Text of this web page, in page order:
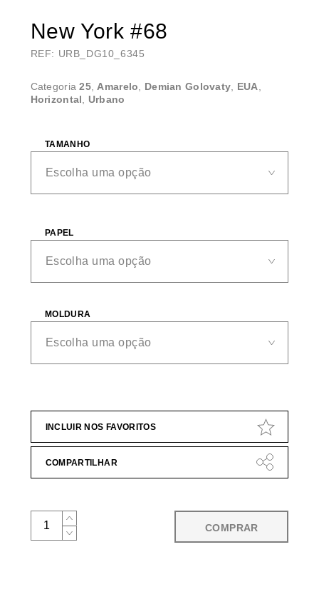
New York #68
REF: URB_DG10_6345
Categoria25, Amarelo Demian Golovaty EUA
Horizontal
Urbano
TAMANHO
PAPEL
MOLDURA
INCLUIR NOS FAVORITOS
COMPARTILHAR
COMPRAR